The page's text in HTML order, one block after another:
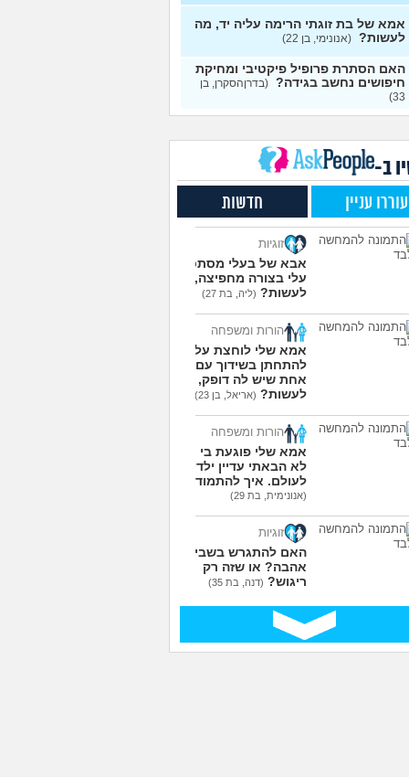
אותה מתוך כעס. איך
עצות
להסביר לה שאני רוצה
(עידן, בן 27)
20
עצות
ביני לבית הזוג, מה
(אנונימי, בן 24) עצות
(אלי, בן
איתו היום לדייט ראשון
בת 18)
עם בנות בים/ הליכה
או מועדון?
(רואי, בן
אותי לדייטים גרועים
17
עצות
עוד שאלות חדשות במדור
אמא של בת זוגתי הרימה עליה יד, מה
לעשות? (אנונימי, בן 22)
האם הסתרת פרופיל פיקטיבי ומחיקת
חיפושים נחשב בגידה? (בדרןהסקרן, בן
33)
ב-
עוררו עניין חדשות
זוגיות
אבא של בעלי מסתכל
עלי בצורה מחפיצה, מה
לעשות? (ליה, בת 27)
הורות ומשפחה
אמא שלי לוחצת עליי
להתחתן בשידוך עם כל
אחת שיש לה דופק, מה
לעשות? (אריאל, בן 23)
הורות ומשפחה
אמא שלי פוגעת בי כי
לא הבאתי עדיין ילדים
לעולם. איך להתמודד?
(אנונימית, בת 29)
זוגיות
האם להתגרש בשביל
אהבה? או שזה רק
ריגוש? (דנה, בת 35)